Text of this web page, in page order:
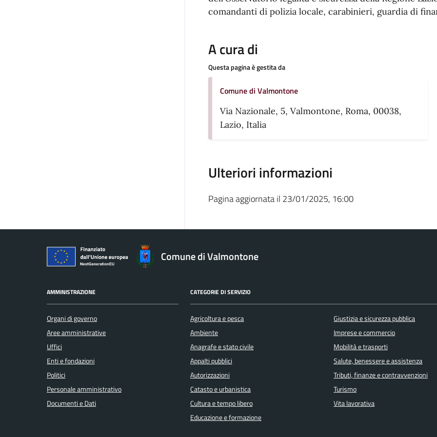
comandanti di polizia locale, carabinieri, guardia di
A cura di
Questa pagina è gestita da
Comune di Valmontone
Via Nazionale, 5, Valmontone, Roma, 00038,
Lazio, Italia
Ulteriori informazioni
Pagina aggiornata il 23/01/2025, 16:00
Comune di Valmontone
AMMINISTRAZIONE
Organi di governo
Aree amministrative
Uffici
Enti e fondazioni
Politici
Personale amministrativo
Documenti e Dati
CATEGORIE DI SERVIZIO
Agricoltura e pesca
Ambiente
Anagrafe e stato civile
Appalti pubblici
Autorizzazioni
Catasto e urbanistica
Cultura e tempo libero
Educazione e formazione
Giustizia e sicurezza pubblica
Imprese e commercio
Mobilità e trasporti
Salute, benessere e assistenza
Tributi, finanze e contravvenzioni
Turismo
Vita lavorativa